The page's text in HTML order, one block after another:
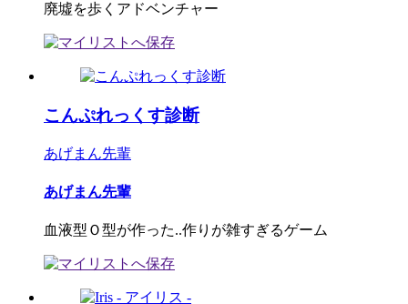
廃墟を歩くアドベンチャー
こんぷれっくす診断
あげまん先輩
あげまん先輩
血液型Ｏ型が作った..作りが雑すぎるゲーム